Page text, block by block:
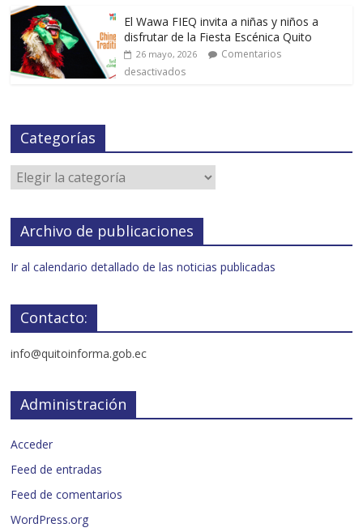
El Wawa FIEQ invita a niñas y niños a
disfrutar de la Fiesta Escénica Quito
26 mayo, 2026
Comentarios
desactivados
Categorías
Archivo de publicaciones
Ir al calendario detallado de las noticias publicadas
Contacto:
info@quitoinforma.gob.ec
Administración
Acceder
Feed de entradas
Feed de comentarios
WordPress.org